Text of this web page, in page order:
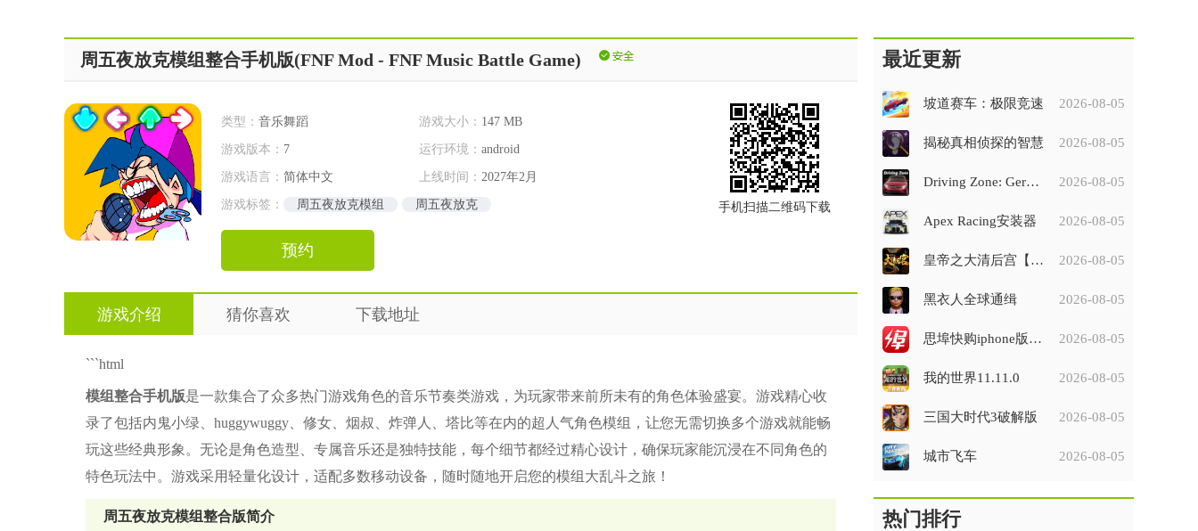
周五夜放克模组整合手机版(FNF Mod - FNF Music Battle Game)
类型： 音乐舞蹈 游戏大小： 147 MB
游戏版本： 7 运行环境： android
游戏语言： 简体中文 上线时间： 2027年2月
游戏标签： 周五夜放克模组 周五夜放克
预约
手机扫描二维码下载
游戏介绍 猜你喜欢 下载地址
```html
模组整合手机版是一款集合了众多热门游戏角色的音乐节奏类游戏，为玩家带来前所未有的角色体验盛宴。游戏精心收
录了包括内鬼小绿、huggywuggy、修女、烟叔、炸弹人、塔比等在内的超人气角色模组，让您无需切换多个游戏就能畅
玩这些经典形象。无论是角色造型、专属音乐还是独特技能，每个细节都经过精心设计，确保玩家能沉浸在不同角色的
特色玩法中。游戏采用轻量化设计，适配多数移动设备，随时随地开启您的模组大乱斗之旅！
周五夜放克模组整合版简介
最近更新
坡道赛车：极限竞速 2026-08-05
揭秘真相侦探的智慧 2026-08-05
Driving Zone: Germany 2026-08-05
Apex Racing安装器 2026-08-05
皇帝之大清后宫【羊羔】 2026-08-05
黑衣人全球通缉 2026-08-05
思埠快购iphone版v1.0.3 2026-08-05
我的世界11.11.0 2026-08-05
三国大时代3破解版 2026-08-05
城市飞车 2026-08-05
热门排行